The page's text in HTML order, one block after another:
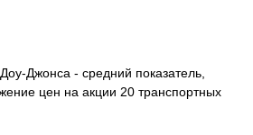
Джонса - средний показатель,
цен на акции 20 транспортных